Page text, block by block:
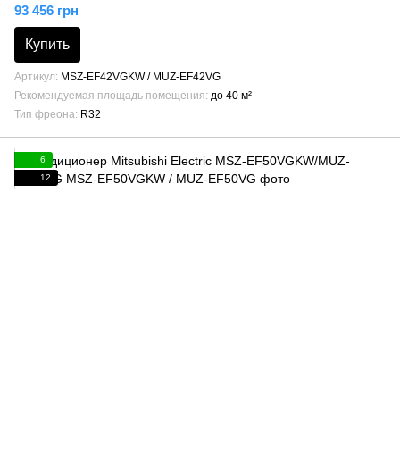
93 456 грн
Купить
Артикул
MSZ-EF42VGKW / MUZ-EF42VG
Рекомендуемая площадь помещения до 40 м²
Тип фреона R32
6
12